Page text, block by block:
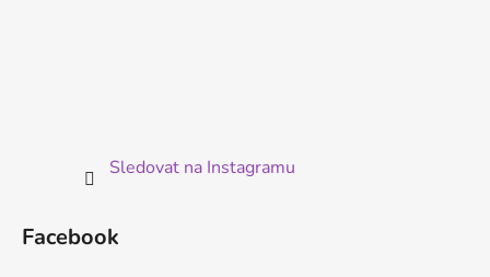
Sledovat na Instagramu
Facebook